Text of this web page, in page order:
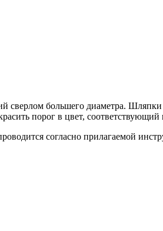
большего диаметра. Шляпки
порог в цвет, соответствующий
согласно прилагаемой